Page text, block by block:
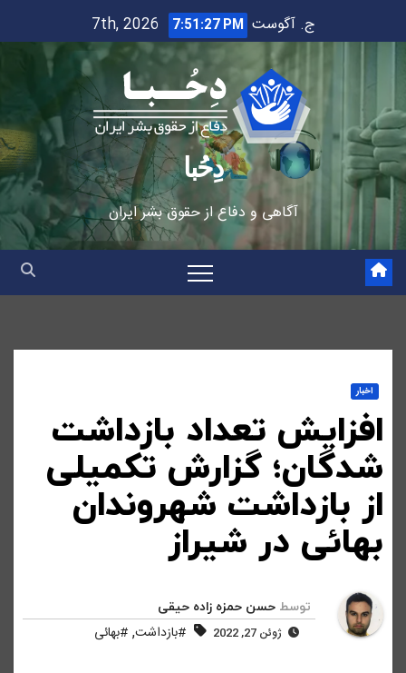
to
ج. آگوست 7th, 2026 7:51:28 PM
دِحُبا
آگاهی و دفاع از حقوق بشر ایران
اخبار
افزایش تعداد بازداشت
شدگان؛ گزارش تکمیلی
از بازداشت شهروندان
بهائی در شیراز
توسط حسن حمزه زاده حیقی
ژوئن 27, 2022 #بازداشت, #بهائی